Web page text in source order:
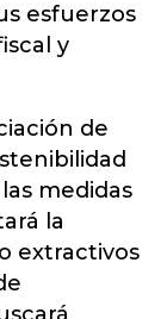
esfuerzos
y
de
medidas
la
extractivos